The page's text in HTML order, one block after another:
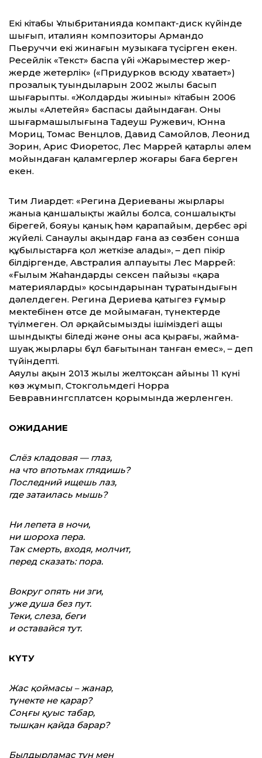
Екі кітабы Ұлыбританияда компакт-диск күйінде
шығып, италиян композиторы Армандо
Пьеруччи екі жинағын музыкаға түсірген екен.
Ресейлік «Текст» баспа үйі «Жарыместер жер-
жерде жетерлік» («Придурков всюду хватает»)
прозалық туындыларын 2002 жылы басып
шығарыпты. «Жолдардың жиыны» кітабын 2006
жылы «Алетейя» баспасы дайындаған. Оның
шығармашылығына Тадеуш Ружевич, Юнна
Мориц, Томас Венцлов, Давид Самойлов, Леонид
Зорин, Арис Фиоретос, Лес Маррей қатарлы әлем
мойындаған қаламгерлер жоғары баға берген
екен.
Тим Лиардет: «Регина Дериеваның жырлары
жаныңа қаншалықты жайлы болса, соншалықты
бірегей, бояуы қанық һәм қарапайым, дербес әрі
жүйелі. Санаулы ақындар ғана аз сөзбен сонша
құбылыстарға қол жеткізе алады», – деп пікір
білдіргенде, Австралия алпауыты Лес Маррей:
«Ғылым Жаһандардың сексен пайызы «қара
материялардың» қосындарынан тұратындығын
дәлелдеген. Регина Дериева қатыгез ғұмыр
мектебінен өтсе де мойымаған, түнектерде
түңілмеген. Ол әрқайсымыздың ішіміздегі ащы
шындықты біледі және оның аса қырағы, жайма-
шуақ жырлары бұл бағытынан танған емес», – деп
түйіндепті.
Аяулы ақын 2013 жылы желтоқсан айының 11 күні
көз жұмып, Стокгольмдегі Норра
Бевравнингсплатсен қорымында жерленген.
ОЖИДАНИЕ
Слёз кладовая — глаз,
на что впотьмах глядишь?
Последний ищешь лаз,
где затаилась мышь?
Ни лепета в ночи,
ни шороха пера.
Так смерть, входя, молчит,
перед сказать: пора.
Вокруг опять ни зги,
уже душа без пут.
Теки, слеза, беги
и оставайся тут.
КҮТУ
Жас қоймасы – жанар,
түнекте не қарар?
Соңғы қуыс табар,
тышқан қайда барар?
Былдырламас түн мен